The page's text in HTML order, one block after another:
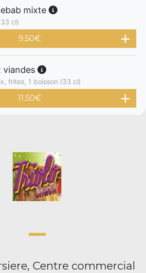
mixte
cl)
9.50€
viandes
frites, 1 boisson (33 cl)
11.50€
Centre commercial